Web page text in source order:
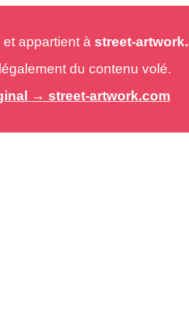
appartient à street-
du contenu volé.
→ street-artwork.com